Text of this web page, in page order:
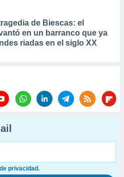
de Biescas: el
en un barranco que ya
riadas en el siglo XX
privacidad.